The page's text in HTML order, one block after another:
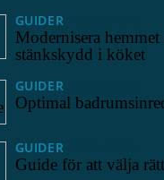
GUIDER
Modernisera
stänkskydd i köket
GUIDER
Optimal
GUIDER
Guide för att välja